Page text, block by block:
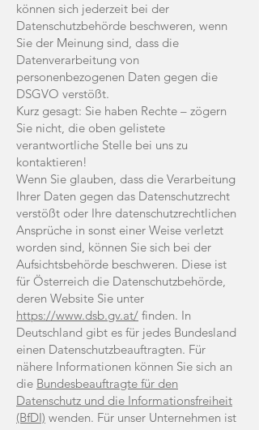
können sich jederzeit bei der
Datenschutzbehörde beschweren, wenn
Sie der Meinung sind, dass die
Datenverarbeitung von
personenbezogenen Daten gegen die
DSGVO verstößt.
Kurz gesagt: Sie haben Rechte – zögern
Sie nicht, die oben gelistete
verantwortliche Stelle bei uns zu
kontaktieren!
Wenn Sie glauben, dass die Verarbeitung
Ihrer Daten gegen das Datenschutzrecht
verstößt oder Ihre datenschutzrechtlichen
Ansprüche in sonst einer Weise verletzt
worden sind, können Sie sich bei der
Aufsichtsbehörde beschweren. Diese ist
für Österreich die Datenschutzbehörde,
deren Website Sie unter
https://www.dsb.gv.at/ finden. In
Deutschland gibt es für jedes Bundesland
einen Datenschutzbeauftragten. Für
nähere Informationen können Sie sich an
die Bundesbeauftragte für den
Datenschutz und die Informationsfreiheit
(BfDI) wenden. Für unser Unternehmen ist